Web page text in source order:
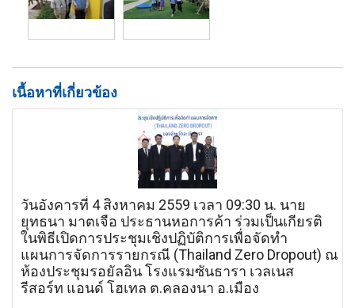
เนื้อหาที่เกี่ยวข้อง
วันอังคารที่ 4 สิงหาคม 2559 เวลา 09:30 น. นาย
ยุทธนา มาตเจือ ประธานหอการค้า ร่วมเป็นเกียรติ
ในพิธีเปิดการประชุมเชิงปฏิบัติการเพื่อจัดทำ
แผนการจัดการรายกรณี (Thailand Zero Dropout) ณ
ห้องประชุมรอยัลอิน โรงแรมซันธารา เวลเนส
รีสอร์ท แอนด์ โฮเทล ต.คลองนา อ.เมือง